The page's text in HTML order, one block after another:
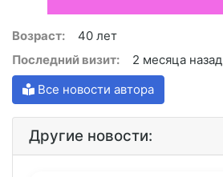
Возраст:
40 лет
Последний визит:
2 месяца назад
Все новости автора
Другие новости: